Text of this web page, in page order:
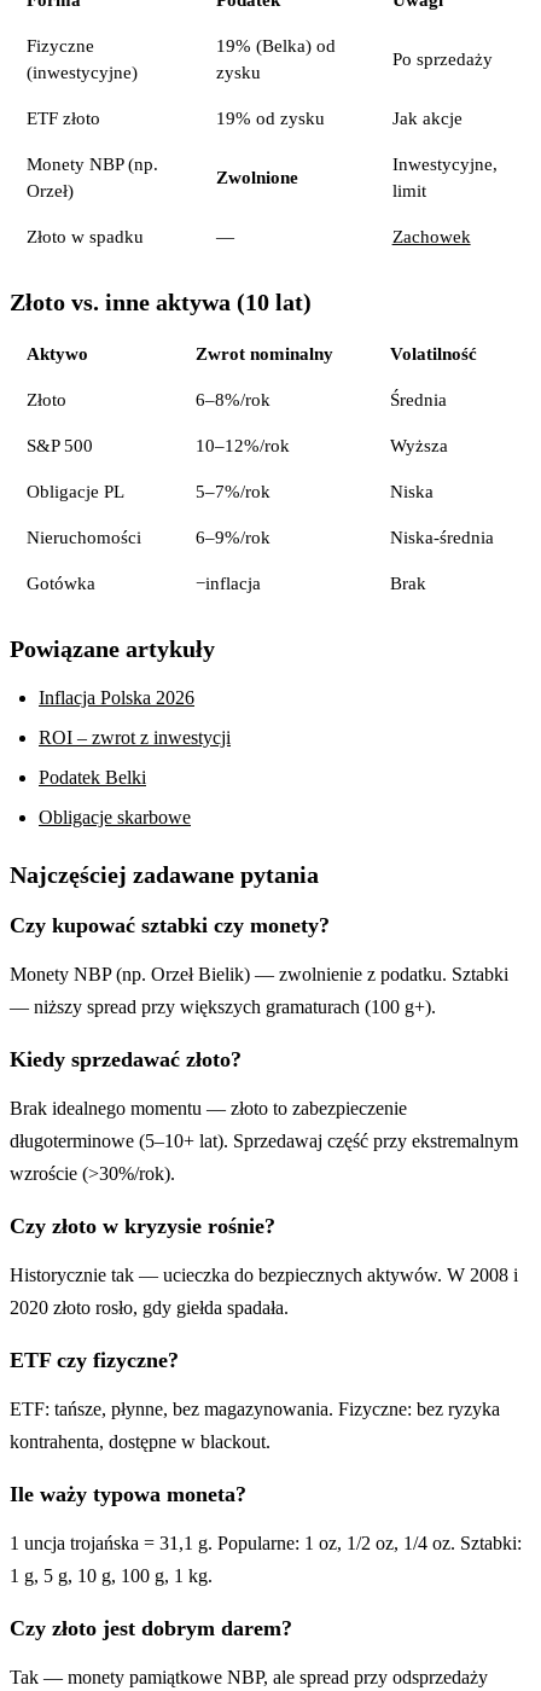
Fizyczne
(inwestycyjne)
19% (Belka) od
zysku
Po sprzedaży
ETF złoto 19% od zysku Jak akcje
Monety NBP (np.
Orzeł)
Zwolnione
Inwestycyjne,
limit
Złoto w spadku — Zachowek
Złoto vs. inne aktywa (10 lat)
Aktywo Zwrot nominalny Volatilność
Złoto 6–8%/rok Średnia
S&P 500 10–12%/rok Wyższa
Obligacje PL 5–7%/rok Niska
Nieruchomości 6–9%/rok Niska-średnia
Gotówka −inflacja Brak
Powiązane artykuły
Inflacja Polska 2026
ROI – zwrot z inwestycji
Podatek Belki
Obligacje skarbowe
Najczęściej zadawane pytania
Czy kupować sztabki czy monety?
Monety NBP (np. Orzeł Bielik) — zwolnienie z podatku. Sztabki
— niższy spread przy większych gramaturach (100 g+).
Kiedy sprzedawać złoto?
Brak idealnego momentu — złoto to zabezpieczenie
długoterminowe (5–10+ lat). Sprzedawaj część przy ekstremalnym
wzroście (>30%/rok).
Czy złoto w kryzysie rośnie?
Historycznie tak — ucieczka do bezpiecznych aktywów. W 2008 i
2020 złoto rosło, gdy giełda spadała.
ETF czy fizyczne?
ETF: tańsze, płynne, bez magazynowania. Fizyczne: bez ryzyka
kontrahenta, dostępne w blackout.
Ile waży typowa moneta?
1 uncja trojańska = 31,1 g. Popularne: 1 oz, 1/2 oz, 1/4 oz. Sztabki:
1 g, 5 g, 10 g, 100 g, 1 kg.
Czy złoto jest dobrym darem?
Tak — monety pamiątkowe NBP, ale spread przy odsprzedaży